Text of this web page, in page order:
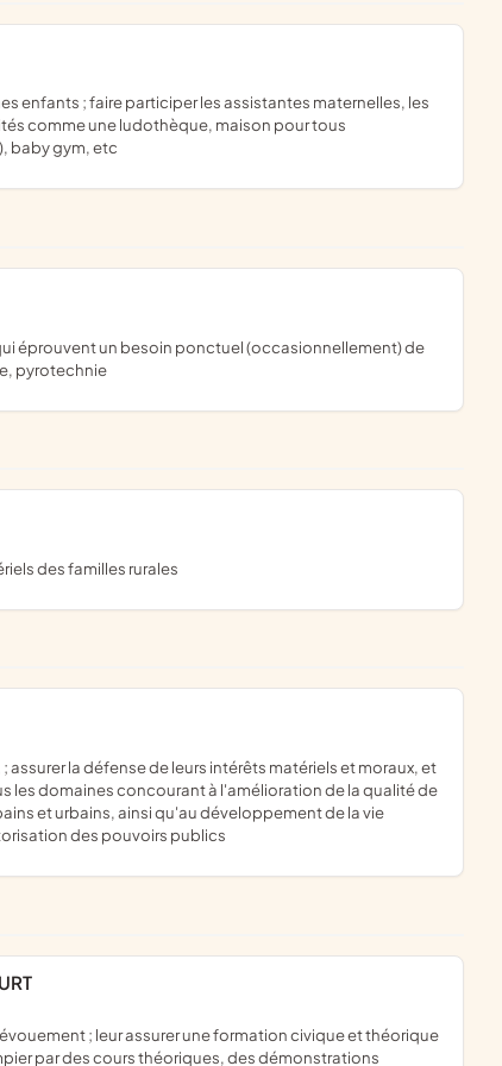
comme une ludothèque, maison pour tous
baby gym, etc
pyrotechnie
des familles rurales
les domaines concourant à l'amélioration de la qualité de
et urbains, ainsi qu'au développement de la vie
des pouvoirs publics
par des cours théoriques, des démonstrations